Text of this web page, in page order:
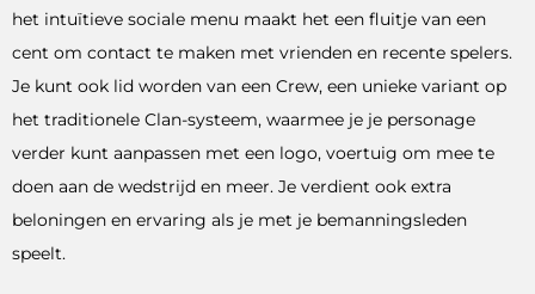
het intuïtieve sociale menu maakt het een fluitje van een
cent om contact te maken met vrienden en recente spelers.
Je kunt ook lid worden van een Crew, een unieke variant op
het traditionele Clan-systeem, waarmee je je personage
verder kunt aanpassen met een logo, voertuig om mee te
doen aan de wedstrijd en meer. Je verdient ook extra
beloningen en ervaring als je met je bemanningsleden
speelt.